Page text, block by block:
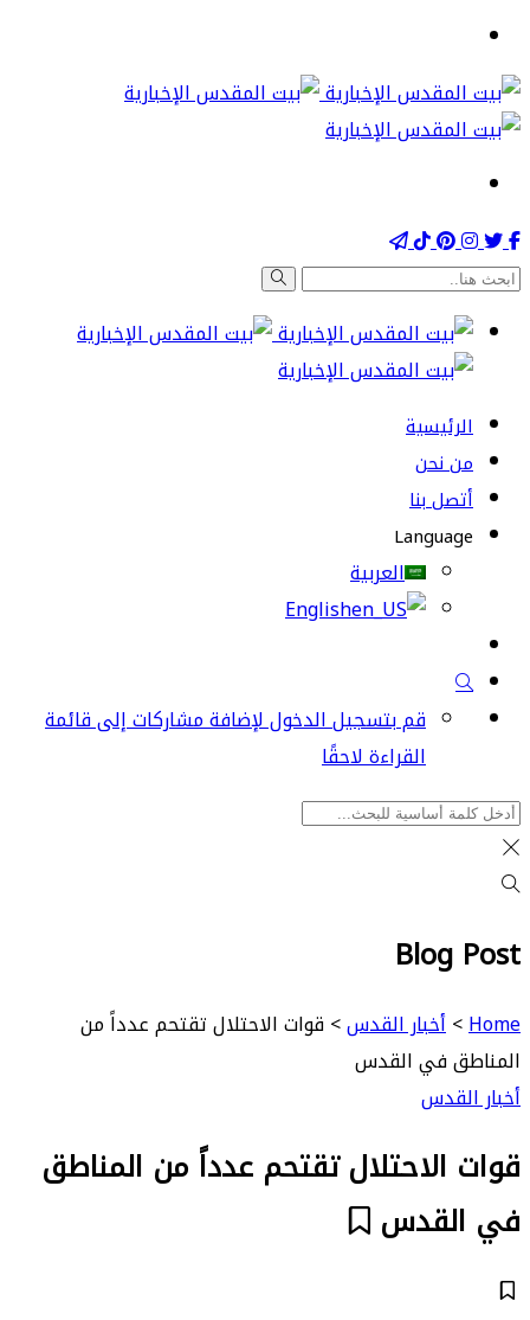
الرئيسية
من نحن
أتصل بنا
Language
العربية
English
قم بتسجيل الدخول لإضافة مشاركات إلى قائمة
القراءة لاحقًا
Blog Post
Home
>أخبار القدس>قوات الاحتلال تقتحم عدداً من
المناطق في القدس
أخبار القدس
قوات الاحتلال تقتحم عدداً من المناطق
في القدس